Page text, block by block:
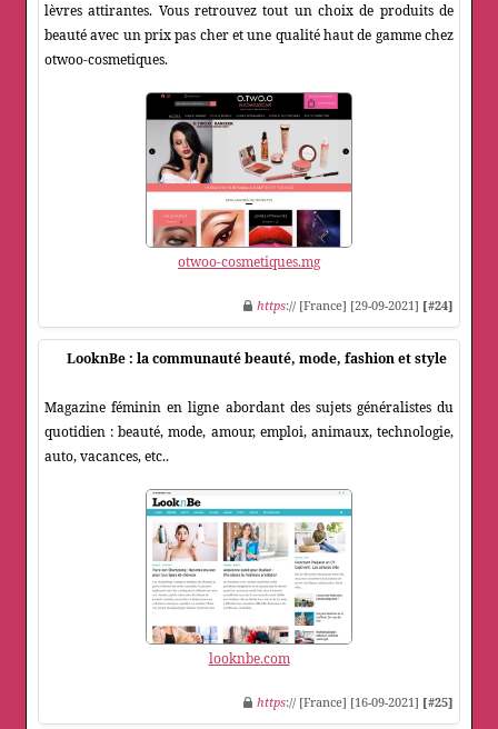
lèvres attirantes. Vous retrouvez tout un choix de produits de
beauté avec un prix pas cher et une qualité haut de gamme chez
otwoo-cosmetiques.
otwoo-cosmetiques.mg
https:// [France] [29-09-2021] [#24]
LooknBe : la communauté beauté, mode, fashion et style
Magazine féminin en ligne abordant des sujets généralistes du
quotidien : beauté, mode, amour, emploi, animaux, technologie,
auto, vacances, etc..
looknbe.com
https:// [France] [16-09-2021] [#25]